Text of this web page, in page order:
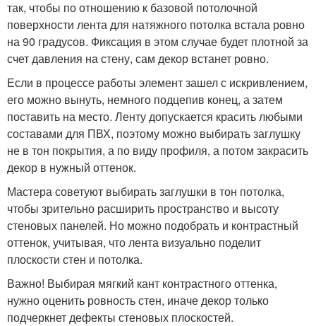
так, чтобы по отношению к базовой потолочной
поверхности лента для натяжного потолка встала ровно
на 90 градусов. Фиксация в этом случае будет плотной за
счет давления на стену, сам декор встанет ровно.
Если в процессе работы элемент зашел с искривлением,
его можно вынуть, немного подцепив конец, а затем
поставить на место. Ленту допускается красить любыми
составами для ПВХ, поэтому можно выбирать заглушку
не в тон покрытия, а по виду профиля, а потом закрасить
декор в нужный оттенок.
Мастера советуют выбирать заглушки в тон потолка,
чтобы зрительно расширить пространство и высоту
стеновых панелей. Но можно подобрать и контрастный
оттенок, учитывая, что лента визуально поделит
плоскости стен и потолка.
Важно! Выбирая мягкий кант контрастного оттенка,
нужно оценить ровность стен, иначе декор только
подчеркнет дефекты стеновых плоскостей.